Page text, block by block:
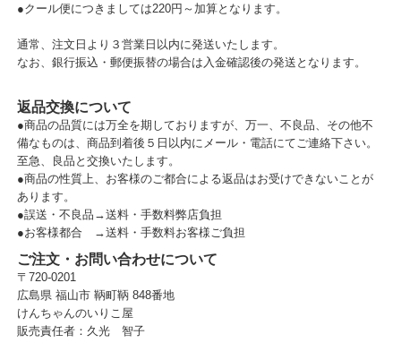
●クール便につきましては220円～加算となります。
通常、注文日より３営業日以内に発送いたします。
なお、銀行振込・郵便振替の場合は入金確認後の発送となります。
返品交換について
●商品の品質には万全を期しておりますが、万一、不良品、その他不
備なものは、商品到着後５日以内にメール・電話にてご連絡下さい。
至急、良品と交換いたします。
●商品の性質上、お客様のご都合による返品はお受けできないことが
あります。
●誤送・不良品→送料・手数料弊店負担
●お客様都合 →送料・手数料お客様ご負担
ご注文・お問い合わせについて
〒720-0201
広島県 福山市 鞆町鞆 848番地
けんちゃんのいりこ屋
販売責任者：久光 智子